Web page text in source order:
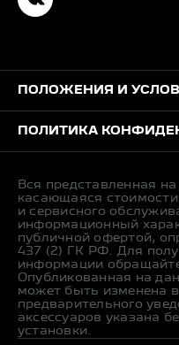
ПОЛОЖЕНИЯ И
ПОЛИТИКА
Вся представленная
касающаяся
и сервисного
информационный
публичной офертой,
437 (2) ГК РФ. Для
информации
Опубликованная на
может быть изменена
предварительного
аксессуаров указана
установки.